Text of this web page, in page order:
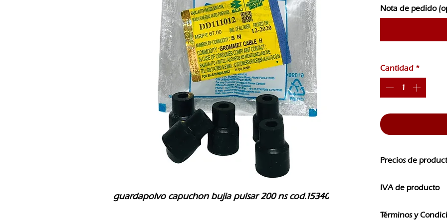
guardapolvo capuchon bujia pulsar 200 ns cod.15340
Nota de pedido
Cantidad *
Precios de
CAMBIOS SIN
IVA de producto
IVA
Términos y